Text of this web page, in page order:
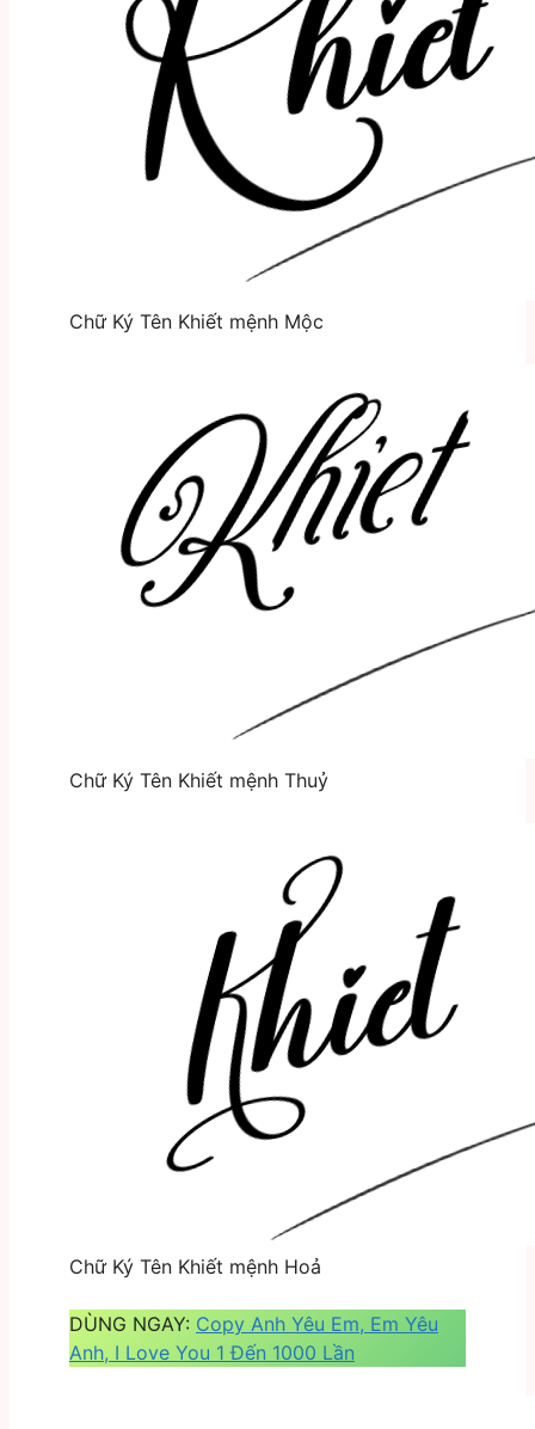
Chữ Ký Tên Khiết mệnh Mộc
Chữ Ký Tên Khiết mệnh Thuỷ
Chữ Ký Tên Khiết mệnh Hoả
DÙNG NGAY: Copy Anh Yêu Em, Em Yêu
Anh, I Love You 1 Đến 1000 Lần